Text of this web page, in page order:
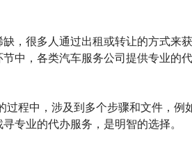
，很多人通过出租或转让的方式来
，各类汽车服务公司提供专业的
程中，涉及到多个步骤和文件，例
专业的代办服务，是明智的选择。